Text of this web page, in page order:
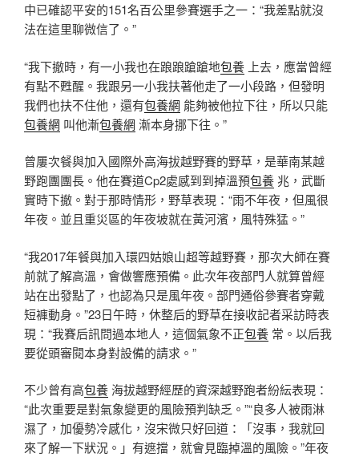
中已確認平安的151名百公里參賽選手之一：“我差點就沒
法在這里聊微信了。”
“我下撤時，有一小我也在踉踉蹌蹌地包養 上去，應當曾經
有點不甦醒。我跟另一小我扶著他走了一小段路，但發明
我們也扶不住他，還有包養網 能夠被他拉下往，所以只能
包養網 叫他漸包養網 漸本身挪下往。”
曾屢次餐與加入國際外高海拔越野賽的野草，是華南某越
野跑團團長。他在賽道Cp2處感到到掉溫預包養 兆，武斷
實時下撤。對于那時情形，野草表現：“雨不年夜，但風很
年夜。並且重災區的年夜坡就在黃河濱，風特殊猛。”
“我2017年餐與加入環四姑娘山超等越野賽，那次大師在賽
前就了解高溫，會做響應預備。此次年夜部門人就算曾經
站在出發點了，也認為只是風年夜。部門通俗參賽者穿戴
短褲動身。”23日午時，休整后的野草在接收記者采訪時表
現：“我賽后訊問過本地人，這個氣象不正包養 常。以后我
要從頭審閱本身對設備的請求。”
不少曾有高包養 海拔越野經歷的資深越野跑者紛紜表現：
“此次重要是對氣象變更的風險預判缺乏。”“良多人被雨淋
濕了，加優勢冷感化，沒宋微只好回道：「沒事，我就回
來了解一下狀況。」有遮擋，就會見臨掉溫的風險。”年夜